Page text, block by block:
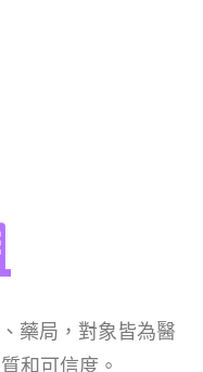
藥局，對象皆為醫
和可信度。